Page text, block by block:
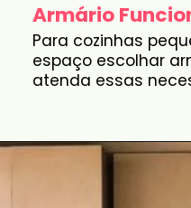
Armário
Para cozinhas
espaço escolhar
atenda essas